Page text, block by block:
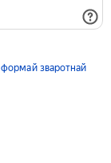
формай зваротнай